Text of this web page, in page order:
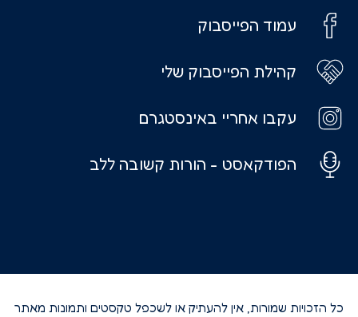
עמוד הפייסבוק
קהילת הפייסבוק שלי
עקבו אחריי באינסטגרם
הפודקאסט - הורות קשובה ללב
כל הזכויות שמורות, אין להעתיק או לשכפל טקסטים ותמונות מאתר